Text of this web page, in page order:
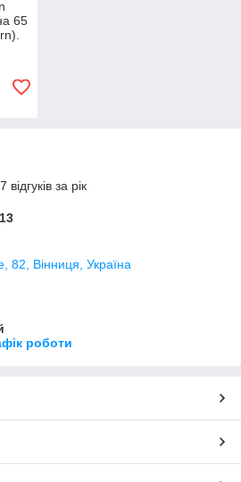
65
за рік
82, Вінниця, Україна
роботи